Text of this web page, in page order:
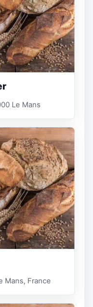
Le Mans
Mans, France